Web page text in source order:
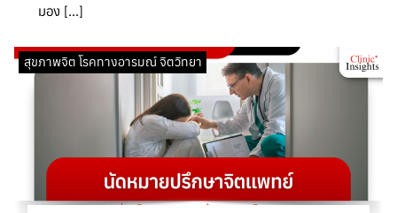
มอง […]
สุขภาพจิต โรคทางอารมณ์ จิตวิทยา